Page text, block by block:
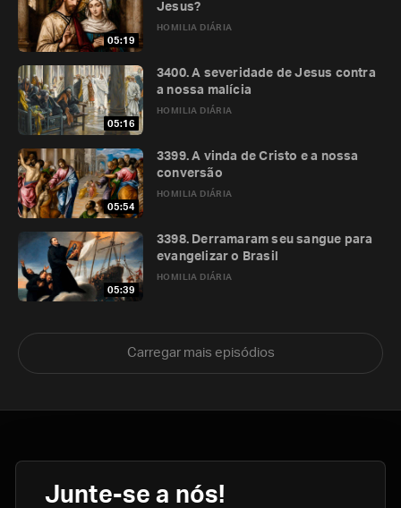
05:19
HOMILIA DIÁRIA
Jesus?
05:16
HOMILIA DIÁRIA
3400. A severidade de Jesus contra
a nossa malícia
05:54
HOMILIA DIÁRIA
3399. A vinda de Cristo e a nossa
conversão
05:39
HOMILIA DIÁRIA
3398. Derramaram seu sangue para
evangelizar o Brasil
Carregar mais episódios
Junte-se a nós!